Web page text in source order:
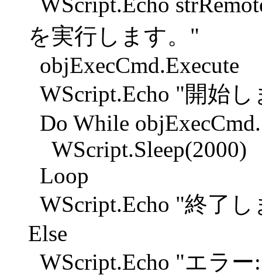
を実行します。"
objExecCmd.Execute
WScript.Echo "開始
Do While
WScript.Sleep(2000)
Loop
WScript.Echo "終了
Else
WScript.Echo "エラ